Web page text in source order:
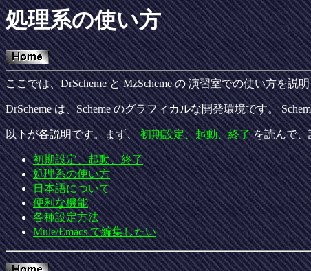
処理系の使い方
ここでは、DrScheme と MzScheme の 演習室での使い方を
DrScheme は、Scheme のグラフィカルな開発環境です。
以下が各説明です。まず、初期設定、起動、終了を読んで
初期設定、起動、終了
処理系の使い方
日本語について
便利な機能
各種設定方法
Mule/Emacs で編集したい